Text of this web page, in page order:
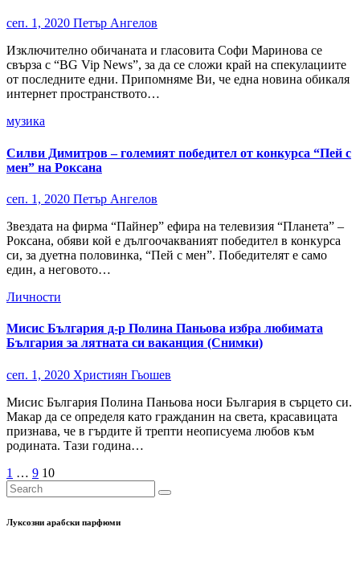
сеп. 1, 2020 Петър Ангелов
Изключително обичаната и гласовита Софи Маринова се
свърза с “BG Vip News”, за да се сложи край на спекулациите
от последните едни. Припомняме Ви, че една новина обикаля
интернет пространството…
музика
Силви Димитров – големият победител от конкурса “Пей с
мен” на Роксана
сеп. 1, 2020 Петър Ангелов
Звездата на фирма “Пайнер” ефира на телевизия “Планета” –
Роксана, обяви кой е дългоочакваният победител в конкурса
си, за дуетна половинка, “Пей с мен”. Победителят е само
един, а неговото…
Личности
Мисис България д-р Полина Паньова избра любимата
България за лятната си ваканция (Снимки)
сеп. 1, 2020 Християн Гьошев
Мисис България Полина Паньова носи България в сърцето си.
Макар да се определя като гражданин на света, красавицата
признава, че в гърдите й трепти неописуема любов към
родината. Тази година…
Разделяне
на
публикациите
1 … 9 10
Луксозни арабски парфюми